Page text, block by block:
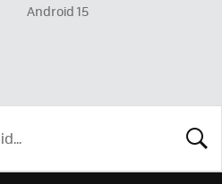
Android 15